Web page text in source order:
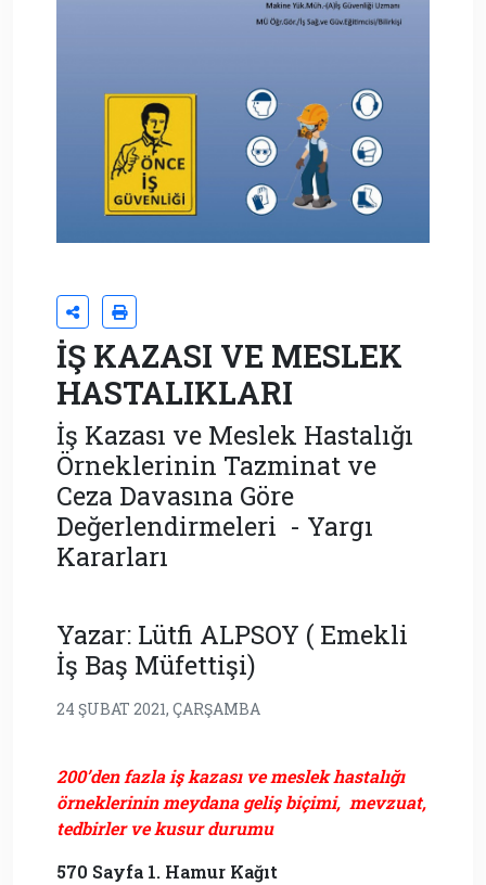
İŞ KAZASI VE MESLEK
HASTALIKLARI
İş Kazası ve Meslek Hastalığı
Örneklerinin Tazminat ve
Ceza Davasına Göre
Değerlendirmeleri - Yargı
Kararları
Yazar: Lütfi ALPSOY ( Emekli
İş Baş Müfettişi)
24 ŞUBAT 2021, ÇARŞAMBA
200’den fazla iş kazası ve meslek hastalığı
örneklerinin meydana gelişbiçimi, mevzuat,
tedbirler ve kusur durumu
570 Sayfa 1. Hamur Kağıt